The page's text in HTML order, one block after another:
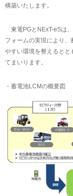
構築いたします。
東電PGとNExT-eSは
フォームの実現により
やすい環境を整えるとと
てまいります。
・蓄電池LCMの概要図